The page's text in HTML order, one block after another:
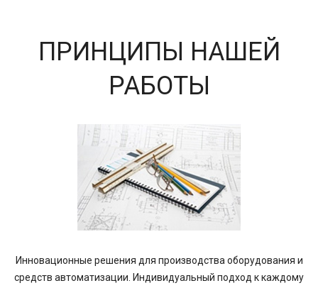
ПРИНЦИПЫ НАШЕЙ
РАБОТЫ
Инновационные решения для производства оборудования и
средств автоматизации. Индивидуальный подход к каждому